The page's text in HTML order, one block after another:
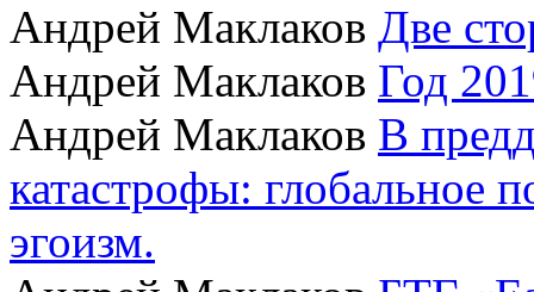
Андрей Маклаков Две
Андрей Маклаков Год
Андрей Маклаков В
катастрофы: глобальное
эгоизм.